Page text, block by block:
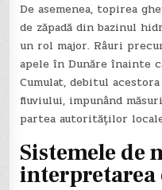
De asemenea, topirea
de zăpadă din bazinul
un rol major. Râuri
apele în Dunăre înainte
Cumulat, debitul
fluviului, impunând
partea autorităților
Sistemele de
interpretarea